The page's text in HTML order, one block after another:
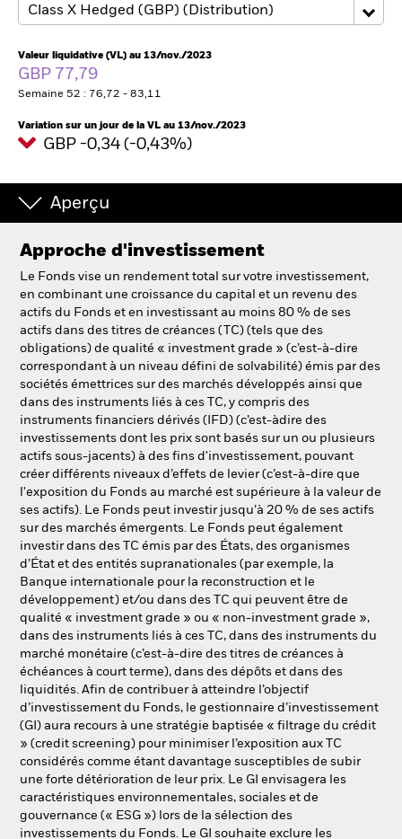
Change location
BlackRock
Aladdin
Notre société
Valeur liquidative (VL) au 13/nov./2023
GBP 77,79
Semaine 52 : 76,72 - 83,11
Variation sur un jour de la VL au 13/nov./2023
GBP -0,34 (-0,43%)
Aperçu
Approche d'investissement
Le Fonds vise un rendement total sur votre investissement,
en combinant une croissance du capital et un revenu des
actifs du Fonds et en investissant au moins 80 % de ses
actifs dans des titres de créances (TC) (tels que des
obligations) de qualité « investment grade » (c’est-à-dire
correspondant à un niveau défini de solvabilité) émis par des
sociétés émettrices sur des marchés développés ainsi que
dans des instruments liés à ces TC, y compris des
instruments financiers dérivés (IFD) (c’est-àdire des
investissements dont les prix sont basés sur un ou plusieurs
actifs sous-jacents) à des fins d'investissement, pouvant
créer différents niveaux d’effets de levier (c’est-à-dire que
l'exposition du Fonds au marché est supérieure à la valeur de
ses actifs). Le Fonds peut investir jusqu’à 20 % de ses actifs
sur des marchés émergents. Le Fonds peut également
investir dans des TC émis par des États, des organismes
d’État et des entités supranationales (par exemple, la
Banque internationale pour la reconstruction et le
développement) et/ou dans des TC qui peuvent être de
qualité « investment grade » ou « non-investment grade »,
dans des instruments liés à ces TC, dans des instruments du
marché monétaire (c’est-à-dire des titres de créances à
échéances à court terme), dans des dépôts et dans des
liquidités. Afin de contribuer à atteindre l’objectif
d’investissement du Fonds, le gestionnaire d’investissement
(GI) aura recours à une stratégie baptisée « filtrage du crédit
» (credit screening) pour minimiser l’exposition aux TC
considérés comme étant davantage susceptibles de subir
une forte détérioration de leur prix. Le GI envisagera les
caractéristiques environnementales, sociales et de
gouvernance (« ESG ») lors de la sélection des
investissements du Fonds. Le GI souhaite exclure les